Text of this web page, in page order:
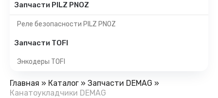
Запчасти PILZ PNOZ
Реле безопасности PILZ PNOZ
Запчасти TOFI
Энкодеры TOFI
Главная » Каталог » Запчасти DEMAG »
Канатоукладчики DEMAG